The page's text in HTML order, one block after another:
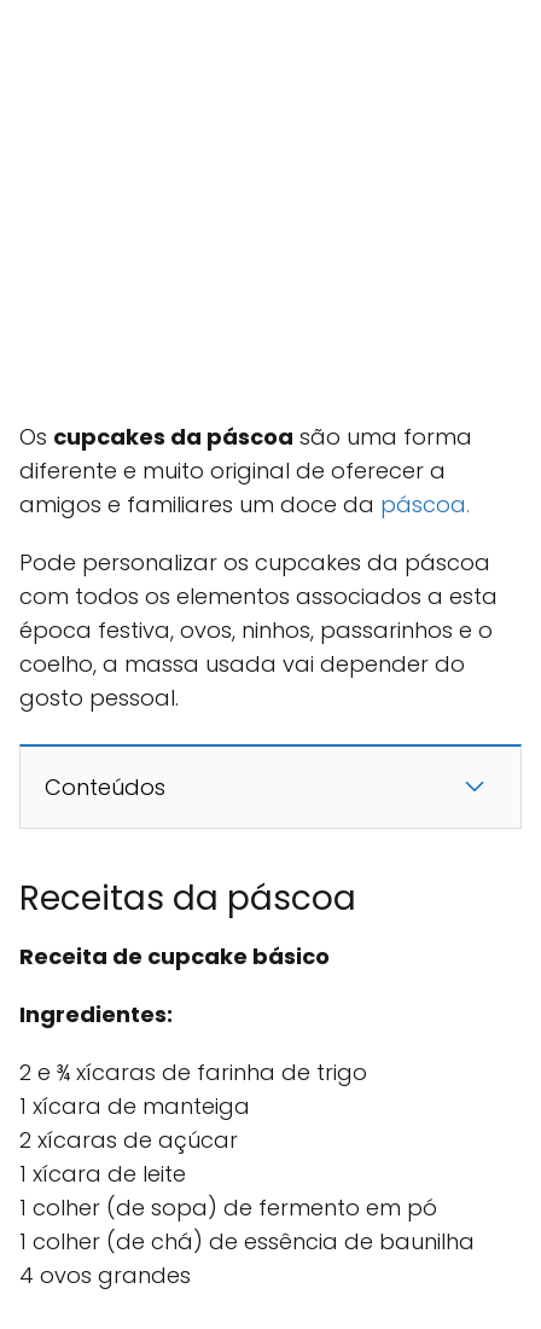
Os cupcakes da páscoa são uma forma
diferente e muito original de oferecer a
amigos e familiares um doce da páscoa.
Pode personalizar os cupcakes da páscoa
com todos os elementos associados a esta
época festiva, ovos, ninhos, passarinhos e o
coelho, a massa usada vai depender do
gosto pessoal.
Conteúdos
Receitas da páscoa
Receita de cupcake básico
Ingredientes:
2 e ¾ xícaras de farinha de trigo
1 xícara de manteiga
2 xícaras de açúcar
1 xícara de leite
1 colher (de sopa) de fermento em pó
1 colher (de chá) de essência de baunilha
4 ovos grandes